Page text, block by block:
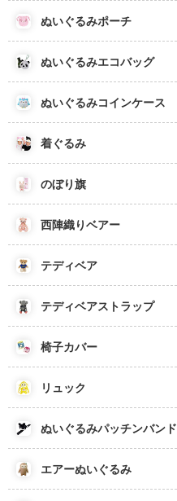
ぬいぐるみポーチ
ぬいぐるみエコバッグ
ぬいぐるみコインケース
着ぐるみ
のぼり旗
西陣織りベアー
テディベア
テディベアストラップ
椅子カバー
リュック
ぬいぐるみパッチンバンド
エアーぬいぐるみ